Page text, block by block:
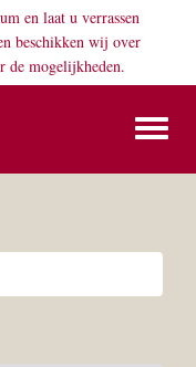
en laat u verrassen
beschikken wij over
de mogelijkheden.